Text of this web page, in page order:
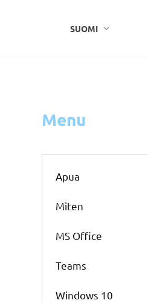
SUOMI
Menu
Apua
Miten
MS Office
Teams
Windows 10